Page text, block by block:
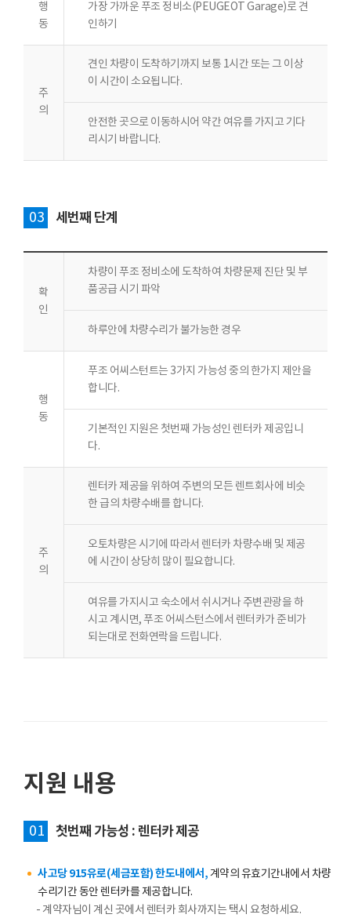
행
동
가장 가까운 푸조 정비소(PEUGEOT Garage)로 견
인하기
주
의
견인 차량이 도착하기까지 보통 1시간 또는 그 이상
이 시간이 소요됩니다.
안전한 곳으로 이동하시어 약간 여유를 가지고 기다
리시기 바랍니다.
03 세번째 단계
확
인
차량이 푸조 정비소에 도착하여 차량문제 진단 및 부
품공급 시기 파악
하루안에 차량수리가 불가능한 경우
행
동
푸조 어씨스턴트는 3가지 가능성 중의 한가지 제안을
합니다.
기본적인 지원은 첫번째 가능성인 렌터카 제공입니
다.
주
의
렌터카 제공을 위하여 주변의 모든 렌트회사에 비슷
한 급의 차량수배를 합니다.
오토차량은 시기에 따라서 렌터카 차량수배 및 제공
에 시간이 상당히 많이 필요합니다.
여유를 가지시고 숙소에서 쉬시거나 주변관광을 하
시고 계시면, 푸조 어씨스턴스에서 렌터카가 준비가
되는대로 전화연락을 드립니다.
지원 내용
01 첫번째 가능성 : 렌터카 제공
사고당 915유로(세금포함) 한도내에서,계약의 유효기간내에서 차량
수리기간 동안 렌터카를 제공합니다.
- 계약자님이 계신 곳에서 렌터카 회사까지는 택시 요청하세요.